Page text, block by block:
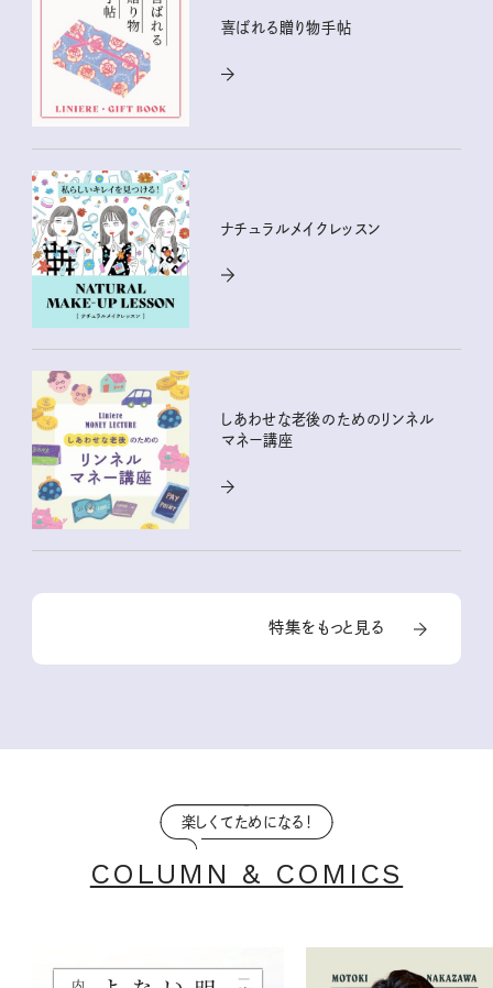
喜ばれる贈り物手帖
ナチュラルメイクレッスン
しあわせな老後のためのリンネル
マネー講座
特集をもっと見る
楽しくてためになる！
COLUMN & COMICS